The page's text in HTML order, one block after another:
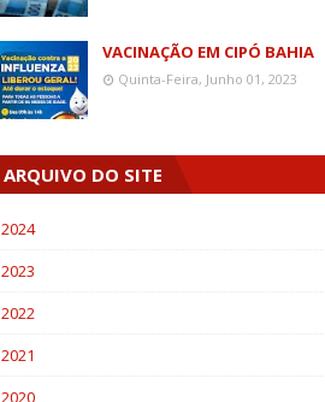
VACINAÇÃO EM CIPÓ BAHIA
Quinta-Feira, Junho 01, 2023
ARQUIVO DO SITE
2024
2023
2022
2021
2020